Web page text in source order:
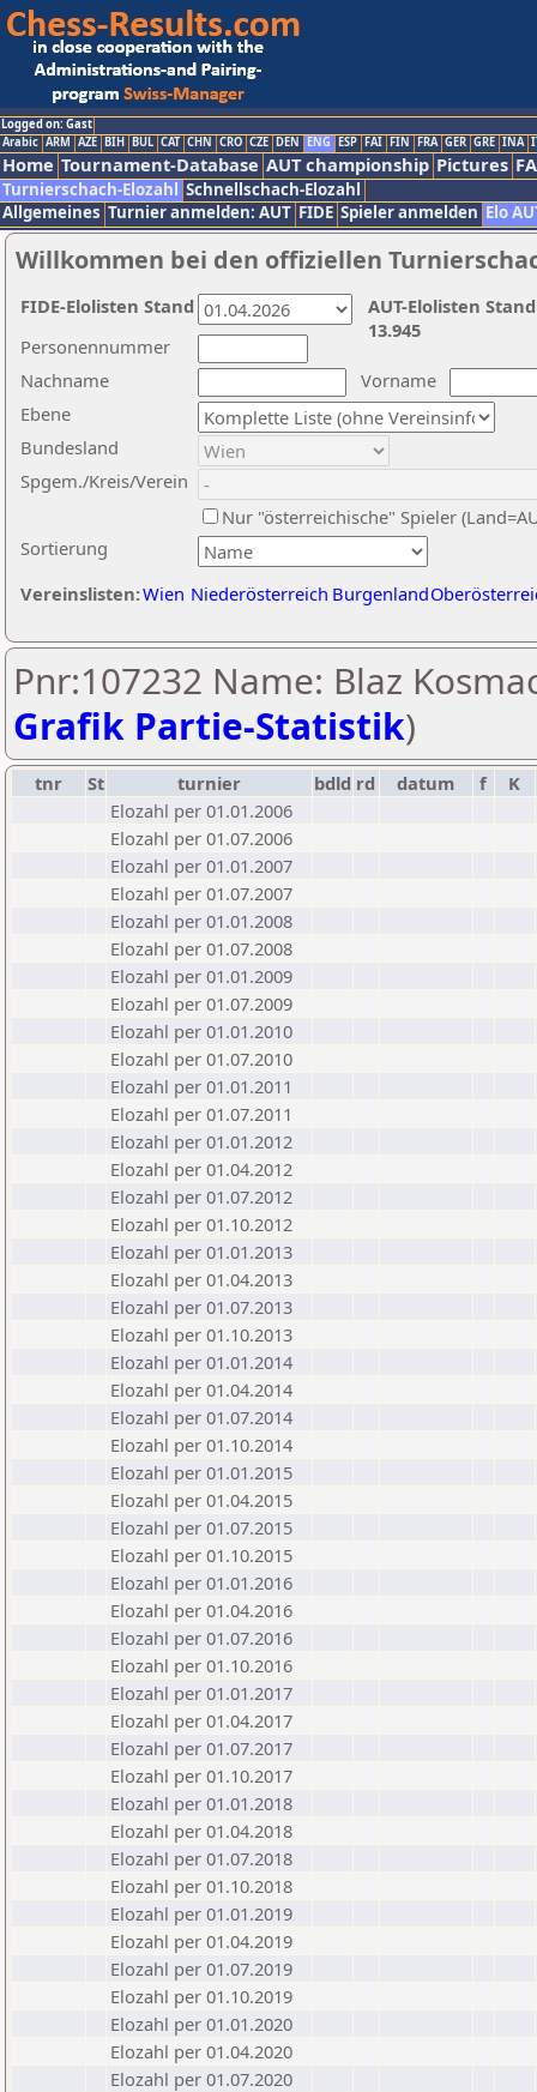
Logged on: Gast
Arabic ARM AZE BIH BUL CAT CHN CRO CZE DEN ENG ESP FAI FIN FRA GER GRE INA
Home Tournament-Database AUT championship Pictures
Turnierschach-Elozahl Schnellschach-Elozahl
Allgemeines Turnier anmelden: AUT FIDE Spieler anmelden Elo
Willkommen bei den offiziellen
Nachname
Vorname
Ebene
Sortierung
Personennummer
Bundesland
Spgem./Kreis/Verein
Nur "österreichische" Spieler
Vereinslisten:Wien Niederösterreich Burgenland
AUT-Elolisten
13.945
FIDE-Elolisten Stand
Pnr:107232 Name: Blaz
Grafik Partie-Statistik)
tnr St turnier bdld rd datum f
K
Elozahl per 01.01.2006
Elozahl per 01.07.2006
Elozahl per 01.01.2007
Elozahl per 01.07.2007
Elozahl per 01.01.2008
Elozahl per 01.07.2008
Elozahl per 01.01.2009
Elozahl per 01.07.2009
Elozahl per 01.01.2010
Elozahl per 01.07.2010
Elozahl per 01.01.2011
Elozahl per 01.07.2011
Elozahl per 01.01.2012
Elozahl per 01.04.2012
Elozahl per 01.07.2012
Elozahl per 01.10.2012
Elozahl per 01.01.2013
Elozahl per 01.04.2013
Elozahl per 01.07.2013
Elozahl per 01.10.2013
Elozahl per 01.01.2014
Elozahl per 01.04.2014
Elozahl per 01.07.2014
Elozahl per 01.10.2014
Elozahl per 01.01.2015
Elozahl per 01.04.2015
Elozahl per 01.07.2015
Elozahl per 01.10.2015
Elozahl per 01.01.2016
Elozahl per 01.04.2016
Elozahl per 01.07.2016
Elozahl per 01.10.2016
Elozahl per 01.01.2017
Elozahl per 01.04.2017
Elozahl per 01.07.2017
Elozahl per 01.10.2017
Elozahl per 01.01.2018
Elozahl per 01.04.2018
Elozahl per 01.07.2018
Elozahl per 01.10.2018
Elozahl per 01.01.2019
Elozahl per 01.04.2019
Elozahl per 01.07.2019
Elozahl per 01.10.2019
Elozahl per 01.01.2020
Elozahl per 01.04.2020
Elozahl per 01.07.2020